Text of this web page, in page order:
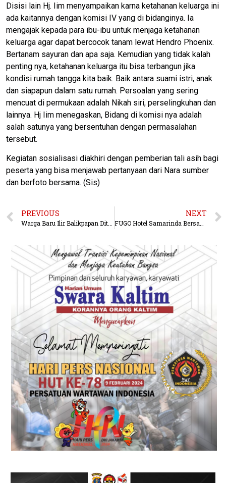
Disisi lain Hj. Iim menyampaikan karna ketahanan keluarga ini
ada kaitannya dengan komisi IV yang di bidanginya. Ia
mengajak kepada para ibu-ibu untuk menjaga ketahanan
keluarga agar dapat bercocok tanam lewat Hendro Phoenix.
Bertanam sayuran dan apa saja. Kemudian yang tidak kalah
penting nya, ketahanan keluarga itu bisa terbangun jika
kondisi rumah tangga kita baik. Baik antara suami istri, anak
dan siapapun dalam satu rumah. Persoalan yang sering
mencuat di permukaan adalah Nikah siri, perselingkuhan dan
lainnya. Hj Iim menegaskan, Bidang di komisi nya adalah
salah satunya yang bersentuhan dengan permasalahan
tersebut.
Kegiatan sosialisasi diakhiri dengan pemberian tali asih bagi
peserta yang bisa menjawab pertanyaan dari Nara sumber
dan berfoto bersama. (Sis)
PREVIOUS NEXT